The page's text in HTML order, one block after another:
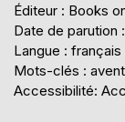
Éditeur : Books
Date de parution :
Langue : français
Mots-clés :
Accessibilité: